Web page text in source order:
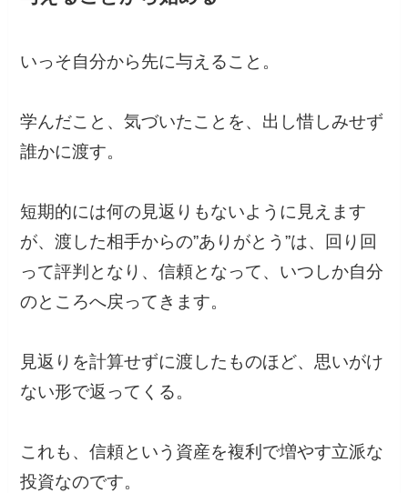
いっそ自分から先に与えること。
学んだこと、気づいたことを、出し惜しみせず
誰かに渡す。
短期的には何の見返りもないように見えます
が、渡した相手からの”ありがとう”は、回り回
って評判となり、信頼となって、いつしか自分
のところへ戻ってきます。
見返りを計算せずに渡したものほど、思いがけ
ない形で返ってくる。
これも、信頼という資産を複利で増やす立派な
投資なのです。